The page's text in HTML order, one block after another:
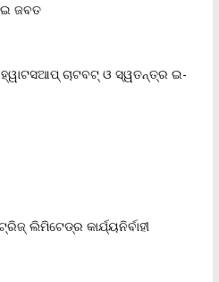
ଜବତ
ଚାଟବଟ୍ ଓ ସ୍ୱତନ୍ତ୍ର ଇ-
ଲିମିଟେଡ୍‌ର କାର୍ଯ୍ୟନିର୍ବାହୀ